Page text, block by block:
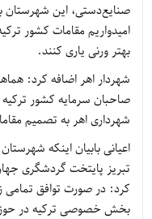
صنایع‌دستی، این شهرستان
امیدواریم مقامات کشور
بهتر ورنی یاری کنند.
شهردار اهر اضافه کرد:
صاحبان سرمایه کشور
شهرداری اهر به تصمیم
اعیانی بابیان اینکه
کرد: در صورت توافق تمامی
بخش خصوصی ترکیه در